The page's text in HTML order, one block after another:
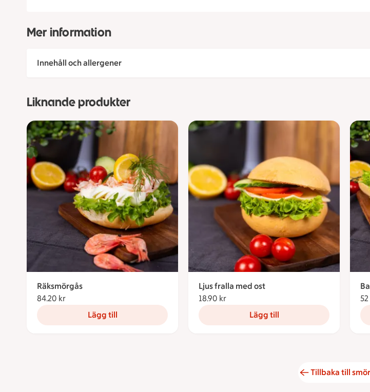
Mer information
Innehåll och allergener
Liknande produkter
Räksmörgås
84.20 kr
Lägg till
Ljus fralla med ost
18.90 kr
Lägg till
Tillbaka till